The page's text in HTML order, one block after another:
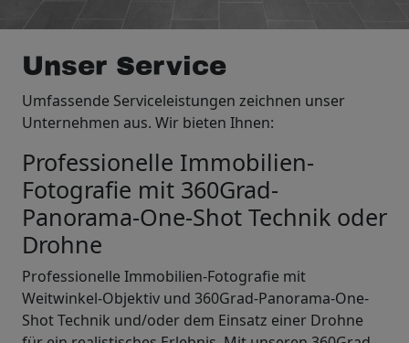
Unser Service
Umfassende Serviceleistungen zeichnen unser
Unternehmen aus. Wir bieten Ihnen:
Professionelle Immobilien-
Fotografie mit 360Grad-
Panorama-One-Shot Technik oder
Drohne
Professionelle Immobilien-Fotografie mit
Weitwinkel-Objektiv und 360Grad-Panorama-One-
Shot Technik und/oder dem Einsatz einer Drohne